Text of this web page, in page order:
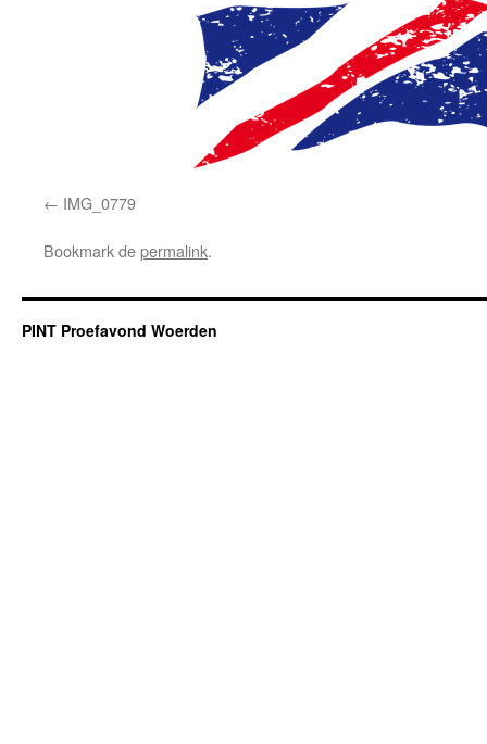
IMG_0779
Bookmark depermalink.
PINT Proefavond Woerden